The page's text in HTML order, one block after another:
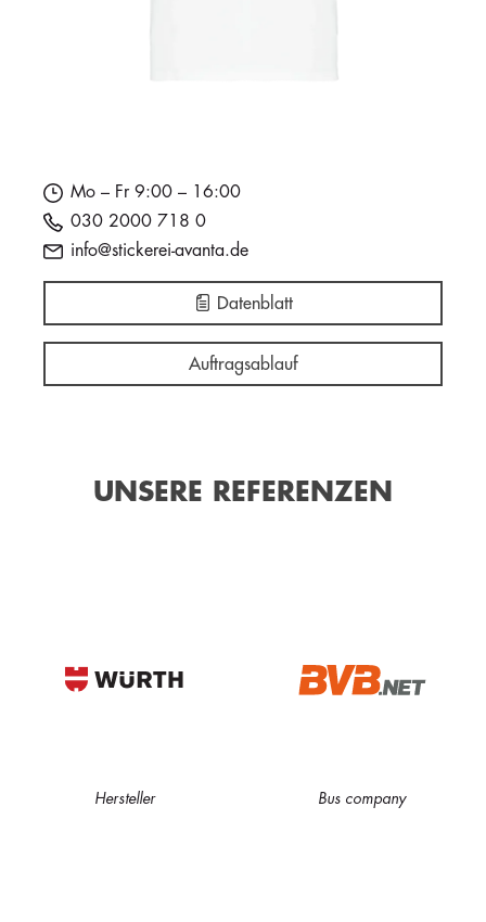
Mo – Fr 9:00 – 16:00
030 2000 718 0
info@stickerei-avanta.de
Datenblatt
Auftragsablauf
UNSERE REFERENZEN
Hersteller Bus company